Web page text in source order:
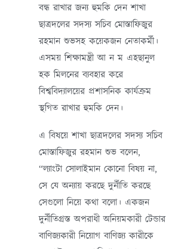
বন্ধ রাখার জন্য হুমকি দেন শাখা
ছাত্রদলের সদস্য সচিব মোস্তাফিজুর
রহমান শুভসহ কয়েকজন নেতাকর্মী।
এসময় শিক্ষামন্ত্রী আ ন ম এহছানুল
হক মিলনের ব্যবহার করে
বিশ্ববিদ্যালয়ের প্রশাসনিক কার্যক্রম
স্থগিত রাখার হুমকি দেন।
এ বিষয়ে শাখা ছাত্রদলের সদস্য সচিব
মোস্তাফিজুর রহমান শুভ বলেন,
“ল্যাংটা সোলাইমান কোনো বিষয় না,
সে যে অন্যায় করছে দুর্নীতি করছে
সেগুলো নিয়ে কথা বলো। একজন
দুর্নীতিগ্রস্ত অপরাধী অনিয়মকারী টেন্ডার
বাণিজ্যকারী নিয়োগ বাণিজ্য কারীকে